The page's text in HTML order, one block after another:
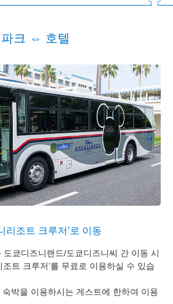
파크 ⇔ 호텔
리조트 크루저’로 이동
쿄디즈니랜드/도쿄디즈니씨 간 이동 시
조트 크루저’를 무료로 이용하실 수 있습
박을 이용하시는 게스트에 한하여 이용